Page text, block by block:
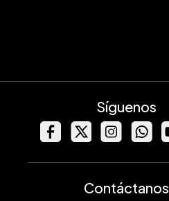
Síguenos
Contáctanos